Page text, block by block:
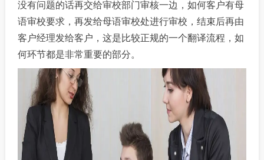
没有问题的话再交给审校部门审核一边，如何客户有母
语审校要求，再发给母语审校处进行审校，结束后再由
客户经理发给客户，这是比较正规的一个翻译流程，如
何环节都是非常重要的部分。